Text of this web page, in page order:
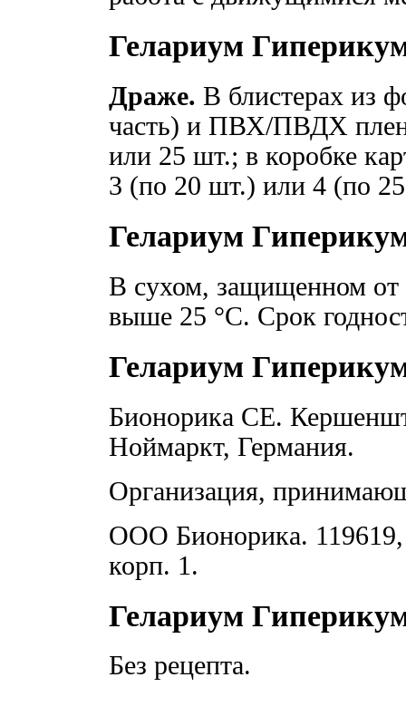
Гелариум
Драже. В блистерах из
часть) и ПВХ/ПВДХ
или 25 шт.; в коробке
3 (по 20 шт.) или 4 (по
Гелариум
В сухом, защищенном от
выше 25 °C. Срок
Гелариум
Бионорика СЕ.
Ноймаркт, Германия.
Организация,
ООО Бионорика.
корп. 1.
Гелариум
Без рецепта.